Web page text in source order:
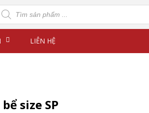
kiếm
LIÊN HỆ
size SP